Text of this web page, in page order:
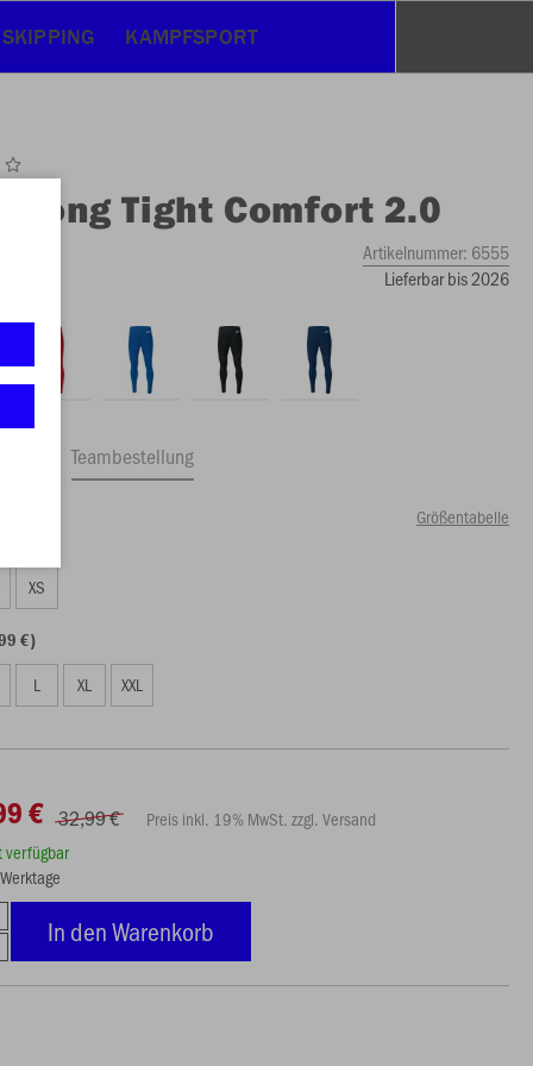
KAMPFSPORT
Long Tight Comfort 2.0
Artikelnummer: 6555
Lieferbar bis 2026
Teambestellung
Größentabelle
XS
€)
L XL XXL
€ 32,99 €
Preis inkl. 19% MwSt. zzgl. Versand
verfügbar
In den Warenkorb